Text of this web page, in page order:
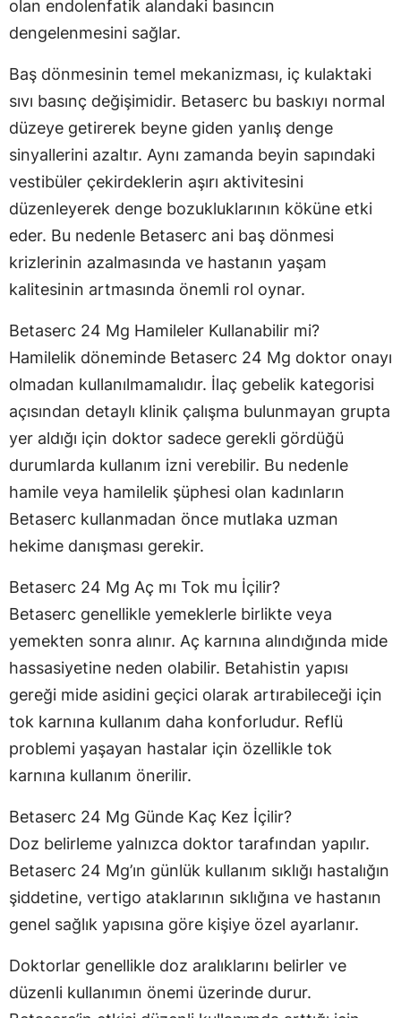
olan endolenfatik alandaki basıncın
dengelenmesini sağlar.
Baş dönmesinin temel mekanizması, iç kulaktaki
sıvı basınç değişimidir. Betaserc bu baskıyı normal
düzeye getirerek beyne giden yanlış denge
sinyallerini azaltır. Aynı zamanda beyin sapındaki
vestibüler çekirdeklerin aşırı aktivitesini
düzenleyerek denge bozukluklarının köküne etki
eder. Bu nedenle Betaserc ani baş dönmesi
krizlerinin azalmasında ve hastanın yaşam
kalitesinin artmasında önemli rol oynar.
Betaserc 24 Mg Hamileler Kullanabilir mi?
Hamilelik döneminde Betaserc 24 Mg doktor onayı
olmadan kullanılmamalıdır. İlaç gebelik kategorisi
açısından detaylı klinik çalışma bulunmayan grupta
yer aldığı için doktor sadece gerekli gördüğü
durumlarda kullanım izni verebilir. Bu nedenle
hamile veya hamilelik şüphesi olan kadınların
Betaserc kullanmadan önce mutlaka uzman
hekime danışması gerekir.
Betaserc 24 Mg Aç mı Tok mu İçilir?
Betaserc genellikle yemeklerle birlikte veya
yemekten sonra alınır. Aç karnına alındığında mide
hassasiyetine neden olabilir. Betahistin yapısı
gereği mide asidini geçici olarak artırabileceği için
tok karnına kullanım daha konforludur. Reflü
problemi yaşayan hastalar için özellikle tok
karnına kullanım önerilir.
Betaserc 24 Mg Günde Kaç Kez İçilir?
Doz belirleme yalnızca doktor tarafından yapılır.
Betaserc 24 Mg’ın günlük kullanım sıklığı hastalığın
şiddetine, vertigo ataklarının sıklığına ve hastanın
genel sağlık yapısına göre kişiye özel ayarlanır.
Doktorlar genellikle doz aralıklarını belirler ve
düzenli kullanımın önemi üzerinde durur.